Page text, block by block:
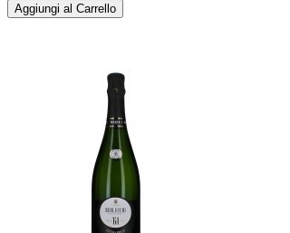
Aggiungi al Carrello